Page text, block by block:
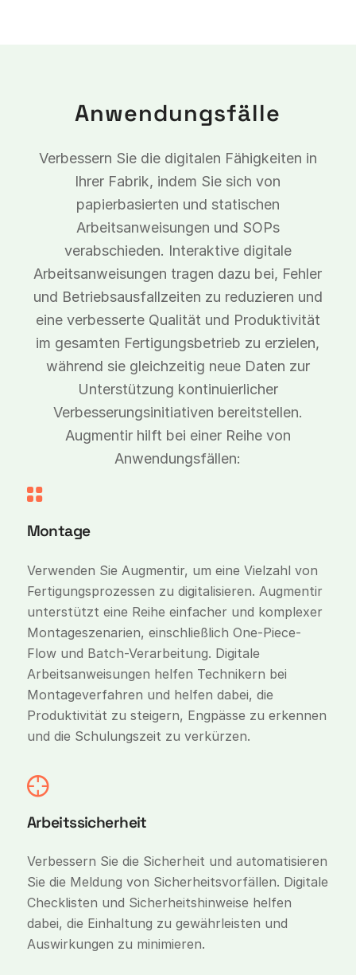
Anwendungsfälle
Verbessern Sie die digitalen Fähigkeiten in
Ihrer Fabrik, indem Sie sich von
papierbasierten und statischen
Arbeitsanweisungen und SOPs
verabschieden. Interaktive digitale
Arbeitsanweisungen tragen dazu bei, Fehler
und Betriebsausfallzeiten zu reduzieren und
eine verbesserte Qualität und Produktivität
im gesamten Fertigungsbetrieb zu erzielen,
während sie gleichzeitig neue Daten zur
Unterstützung kontinuierlicher
Verbesserungsinitiativen bereitstellen.
Augmentir hilft bei einer Reihe von
Anwendungsfällen:
Montage
Verwenden Sie Augmentir, um eine Vielzahl von
Fertigungsprozessen zu digitalisieren. Augmentir
unterstützt eine Reihe einfacher und komplexer
Montageszenarien, einschließlich One-Piece-
Flow und Batch-Verarbeitung. Digitale
Arbeitsanweisungen helfen Technikern bei
Montageverfahren und helfen dabei, die
Produktivität zu steigern, Engpässe zu erkennen
und die Schulungszeit zu verkürzen.
Arbeitssicherheit
Verbessern Sie die Sicherheit und automatisieren
Sie die Meldung von Sicherheitsvorfällen. Digitale
Checklisten und Sicherheitshinweise helfen
dabei, die Einhaltung zu gewährleisten und
Auswirkungen zu minimieren.